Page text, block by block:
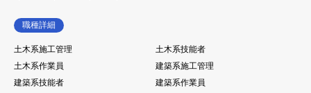
職種詳細
土木系施工管理
土木系技能者
土木系作業員
建築系施工管理
建築系技能者
建築系作業員